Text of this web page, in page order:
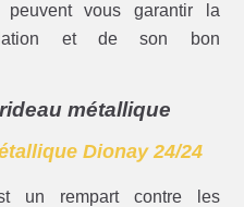
peuvent vous garantir la
et de son bon
métallique
Dionay 24/24
un rempart contre les